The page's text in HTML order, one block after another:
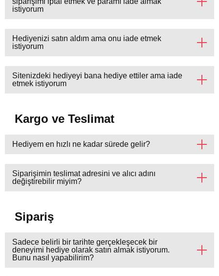
istiyorum
Hediyenizi satın aldım ama onu iade etmek
istiyorum
Sitenizdeki hediyeyi bana hediye ettiler ama iade
etmek istiyorum
Kargo ve Teslimat
Hediyem en hızlı ne kadar sürede gelir?
Siparişimin teslimat adresini ve alıcı adını
değiştirebilir miyim?
Sipariş
Sadece belirli bir tarihte gerçekleşecek bir
deneyimi hediye olarak satın almak istiyorum.
Bunu nasıl yapabilirim?